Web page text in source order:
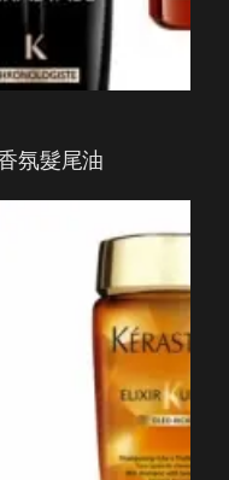
氛髮尾油